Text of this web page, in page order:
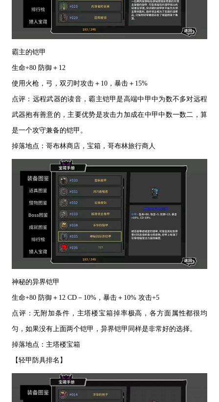
霸主的铠甲
生命+80 防御＋12
使用火枪，弓，双刃时攻击＋ 10，暴击＋15%
点评：远程武器的读音，霸主铠甲是高端中甲中为数不多对远程
武器抱有善意的，主要优势是攻击力加成在中甲中数一数二，算
是一个攻守兼备的铠甲。
掉落地点：哥布林商店，宝箱，哥布林旅行商人
神秘的异界铠甲
生命+80 防御＋12 CD－10%，暴击＋10% 攻击+5
点评：无附加条件，主塔楼宝箱掉率极高，各方面属性都很均
匀，如果没有上面两个铠甲，异界铠甲同样是非常好的选择。
掉落地点：主塔楼宝箱
【轻甲防具排名】